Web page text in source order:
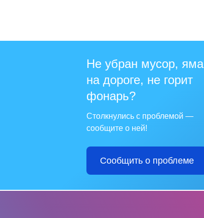
Не убран мусор, яма
на дороге, не горит
фонарь?
Столкнулись с проблемой —
сообщите о ней!
Сообщить о проблеме